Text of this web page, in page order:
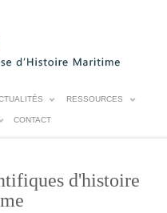
RESSOURCES
CONTACT
d'histoire